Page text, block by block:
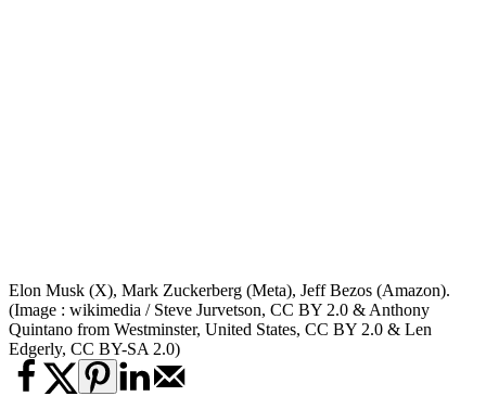
Elon Musk (X), Mark Zuckerberg (Meta), Jeff Bezos (Amazon).
(Image : wikimedia / Steve Jurvetson, CC BY 2.0 & Anthony
Quintano from Westminster, United States, CC BY 2.0 & Len
Edgerly, CC BY-SA 2.0)